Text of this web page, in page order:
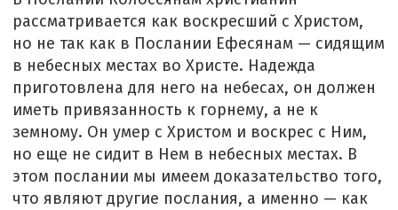
рассматривается как воскресший с Христом,
но не так как в Послании Ефесянам — сидящим
в небесных местах во Христе. Надежда
приготовлена для него на небесах, он должен
иметь привязанность к горнему, а не к
земному. Он умер с Христом и воскрес с Ним,
но еще не сидит в Нем в небесных местах. В
этом послании мы имеем доказательство того,
что являют другие послания, а именно — как